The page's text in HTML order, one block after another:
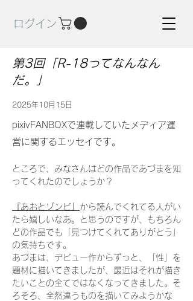
ログイン
第3回「R-18ってなんなん
だ。」
2025年10月15日
pixivFANBOXで連載していたメディア運
営に関するエッセイです。
ところで、みなさんはどの作品であづまを知
ってくれたのでしょうか？
『あおとゾンビ』 から読んでくれてる人がい
たら嬉しいなあ。と思うのですが、もちろん
どの作品でも「見つけてくれてありがとう」
の気持ちです。
あづまは、デビュー作からずっと、「性」を
題材に描いてきましたが、最近はそれが描き
たいことの全てではなくなってきました。そ
ろそろ、全然違うものを描いてみようかな